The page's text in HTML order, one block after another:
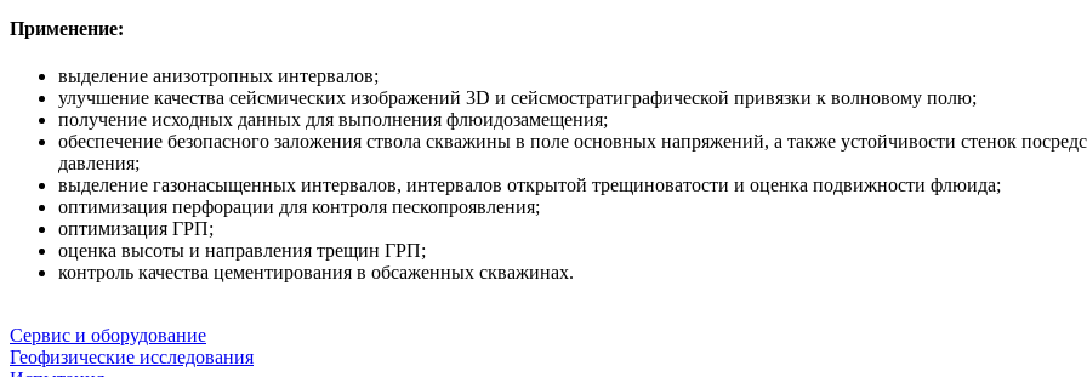
Применение:
выделение анизотропных интервалов;
улучшение качества сейсмических изображений 3D и сейсмостратиграфической привязки к волновому полю;
получение исходных данных для выполнения флюидозамещения;
обеспечение безопасного заложения ствола скважины в поле основных напряжений, а также устойчивости стенок
давления;
выделение газонасыщенных интервалов, интервалов открытой трещиноватости и оценка подвижности флюида;
оптимизация перфорации для контроля пескопроявления;
оптимизация ГРП;
оценка высоты и направления трещин ГРП;
контроль качества цементирования в обсаженных скважинах.
Сервис и оборудование
Геофизические исследования